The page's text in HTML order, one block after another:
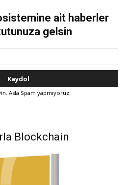
ait haberler
gelsin
Asla Spam yapmıyoruz.
Blockchain